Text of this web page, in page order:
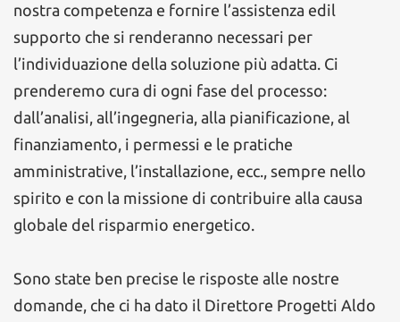
nostra competenza e fornire l’assistenza edil
supporto che si renderanno necessari per
l’individuazione della soluzione più adatta. Ci
prenderemo cura di ogni fase del processo:
dall’analisi, all’ingegneria, alla pianificazione, al
finanziamento, i permessi e le pratiche
amministrative, l’installazione, ecc., sempre nello
spirito e con la missione di contribuire alla causa
globale del risparmio energetico.
Sono state ben precise le risposte alle nostre
domande, che ci ha dato il Direttore Progetti Aldo